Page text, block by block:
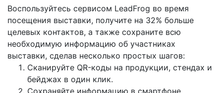
Воспользуйтесь сервисом LeadFrog во время
посещения выставки, получите на 32% больше
целевых контактов, а также сохраните всю
необходимую информацию об участниках
выставки, сделав несколько простых шагов:
Сканируйте QR-коды на продукции, стендах и
бейджах в один клик.